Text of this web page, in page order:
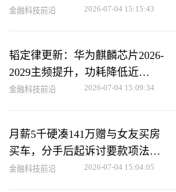
金融科技前沿 2026-07-04 15:15:43
韬定律更新：华为麒麟芯片2026-
2029主频提升，功耗降低近
50%，已率先流片
金融科技前沿 2026-07-04 15:09:34
月薪5千硬凑141万赠与女友买房
买车，分手后起诉讨要款项法院
判决结果
金融科技前沿 2026-07-04 15:04:05